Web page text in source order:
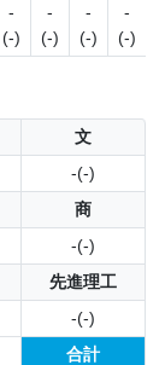
-
(-)
-
(-)
-
(-)
-
(-)
文
-(-)
商
-(-)
先進理工
-(-)
合計